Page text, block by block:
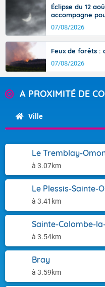
Éclipse du 12
accompagne
07/08/2026
Feux de forêts :
07/08/2026
A PROXIMITÉ DE
Ville
Le Tremblay-
à 3.07km
Le Plessis-Sainte-
à 3.41km
Sainte-Colombe-
à 3.54km
Bray
à 3.59km